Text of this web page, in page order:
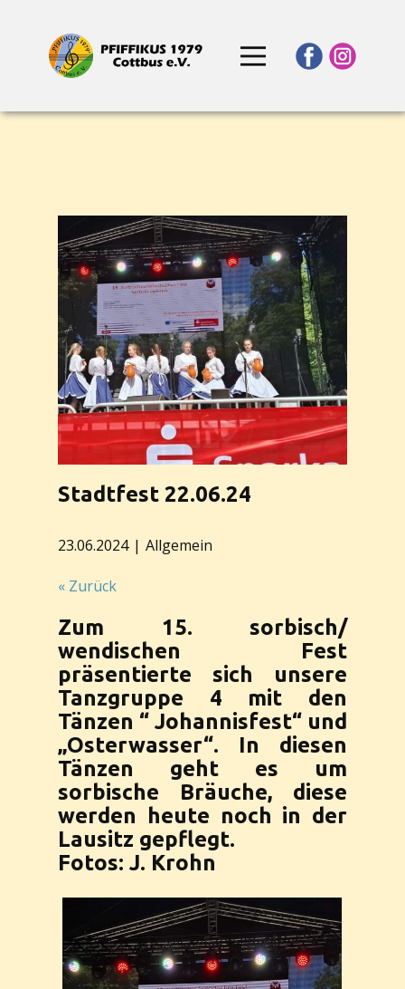
Stadtfest 22.06.24
23.06.2024 Allgemein
« Zurück
Zum 15. sorbisch/
wendischen Fest
präsentierte sich unsere
Tanzgruppe 4 mit den
Tänzen “ Johannisfest“ und
„Osterwasser“. In diesen
Tänzen geht es um
sorbische Bräuche, diese
werden heute noch in der
Lausitz gepflegt.
Fotos: J. Krohn